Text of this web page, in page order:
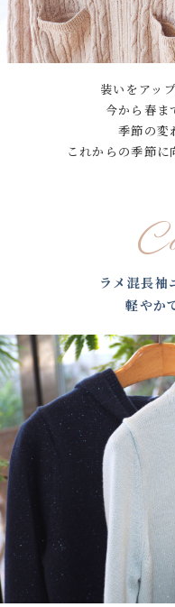
装いをアッ
今から春ま
季節の変
これからの季節に
ラメ混⻑袖
軽やか